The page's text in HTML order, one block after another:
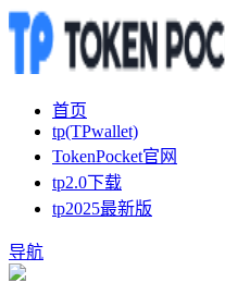
首页
tp(TPwallet)
TokenPocket官网
tp2.0下载
tp2025最新版
导航